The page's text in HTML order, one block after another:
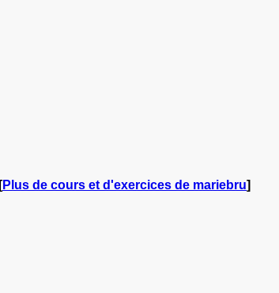
[Plus de cours et d'exercices de mariebru]